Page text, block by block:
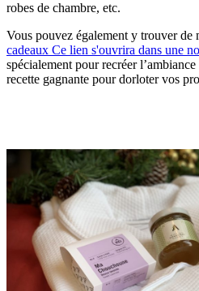
robes de chambre, etc.
Vous pouvez également y trouver de
cadeaux Ce lien s'ouvrira dans une
spécialement pour recréer
recette gagnante pour dorloter vos